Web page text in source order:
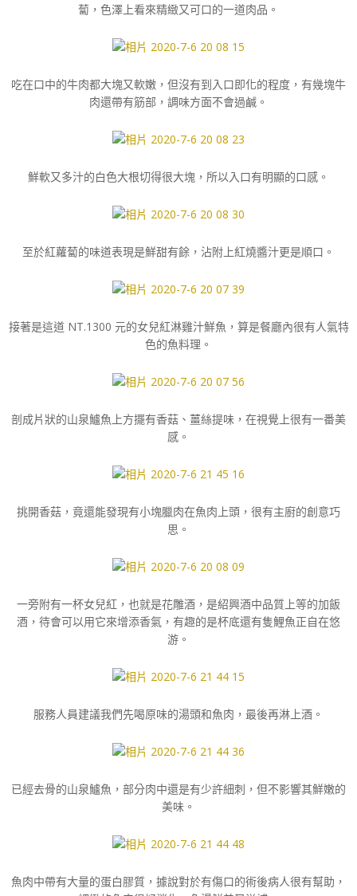
蔔，色澤上看來精緻又可口的一道肉品。
吃在口中的牛肉都大塊又軟嫩，但沒有到入口即化的程度，有幾塊牛
肉還帶有筋部，調味方面不會過鹹。
鮮軟又多汁的白色大根切得很大塊，所以入口有明顯的口感。
至於紅蘿蔔的味道表現是鮮甜有餘，沾附上紅燒醬汁更是順口。
接著是這道 NT.1300 元的女兒紅淋雞汁鮮魚，算是餐廳內很有人氣特
色的魚料理。
剖成片狀的山泉鱸魚上方擺有香菇、薑絲提味，在視覺上很有一番美
感。
挑開香菇，竟還能發現有小塊臘肉在魚肉上頭，很有主廚的創意巧
思。
一旁附有一杯女兒紅，也就是花雕酒，是紹興酒中品質上等的加飯
酒，待會可以用它來增添香氣，有趣的是杯底還有隻鯉魚正自在悠
游。
服務人員建議我們先喝原味的湯頭和魚肉，最後再淋上酒。
已經去骨的山泉鱸魚，部分肉中還是有少許細刺，但不影響其鮮嫩的
美味。
魚肉中帶有大量的蛋白膠質，據說對於有傷口的術後病人很有幫助，